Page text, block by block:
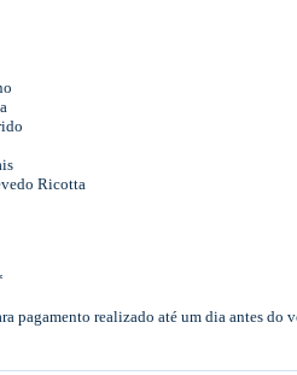
Ricotta
pagamento realizado até um dia antes do